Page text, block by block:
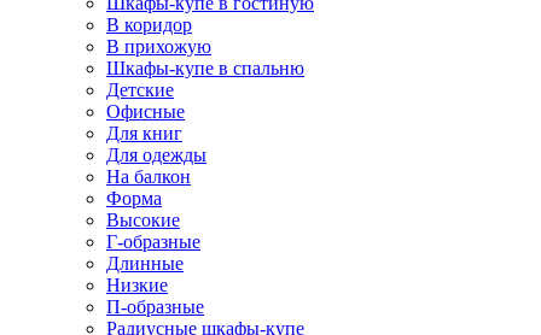
В коридор
В прихожую
Шкафы-купе в спальню
Детские
Офисные
Для книг
Для одежды
На балкон
Форма
Высокие
Г-образные
Длинные
Низкие
П-образные
Радиусные шкафы-купе